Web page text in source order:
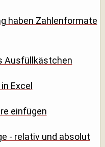
haben Zahlenformate
Ausfüllkästchen
Excel
einfügen
- relativ und absolut